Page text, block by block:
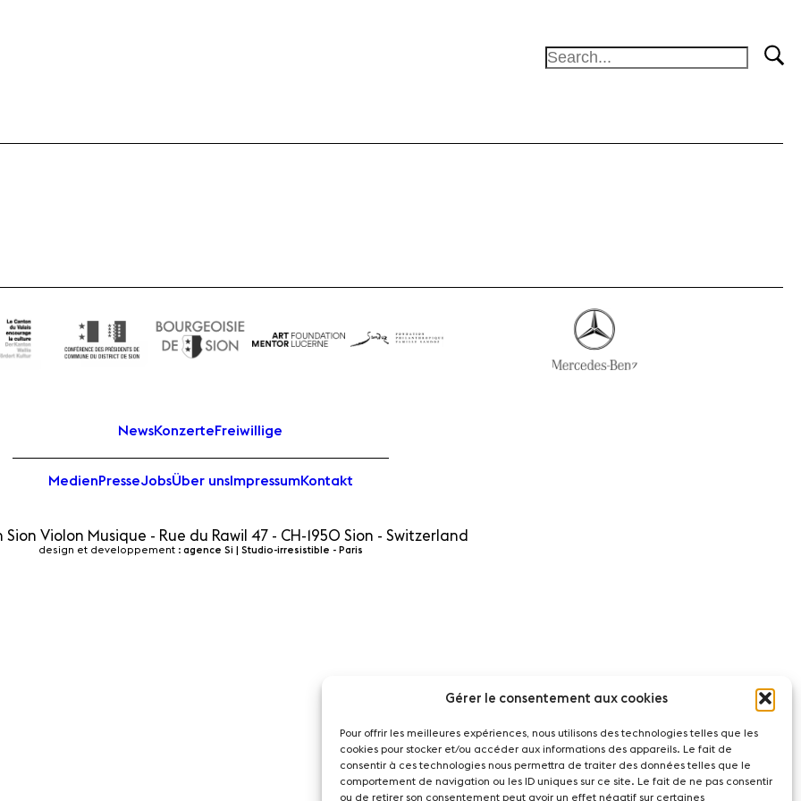
Gérer le consentement aux cookies
Pour offrir les meilleures expériences, nous utilisons des technologies telles que les
cookies pour stocker et/ou accéder aux informations des appareils. Le fait de
consentir à ces technologies nous permettra de traiter des données telles que le
comportement de navigation ou les ID uniques sur ce site. Le fait de ne pas consentir
ou de retirer son consentement peut avoir un effet négatif sur certaines
NewsKonzerteFreiwillige
MedienPresseJobsÜber unsImpressumKontakt
Sion Violon Musique - Rue du Rawil 47 - CH-1950 Sion - Switzerland
design et developpement : agence Si | Studio-irresistible - Paris